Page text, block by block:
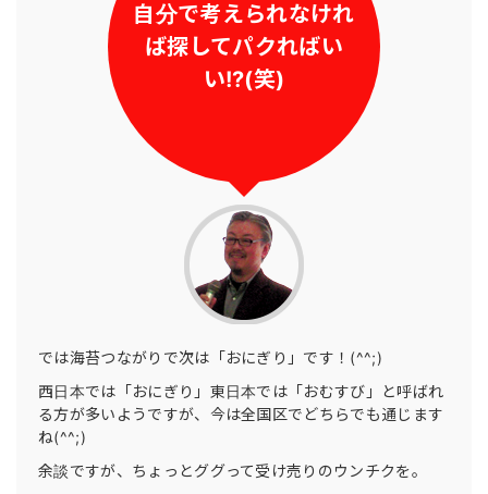
自分で考えられなけれ
ば探してパクればい
い!?(笑)
では海苔つながりで次は「おにぎり」です！(^^;)
西日本では「おにぎり」東日本では「おむすび」と呼ばれ
る方が多いようですが、今は全国区でどちらでも通じます
ね(^^;)
余談ですが、ちょっとググって受け売りのウンチクを。